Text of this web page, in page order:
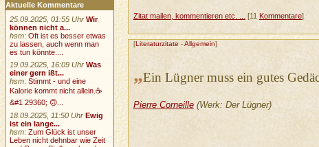
Zitat mailen, kommentieren etc. ...
[11Kommentare]
[Literaturzitate -Allgemein]
„Ein Lügner muss ein gutes
Pierre Corneille(Werk: Der Lügner)
Aktuelle Kommentare
25.09.2025, 01:55 Uhr Wir
können nicht a...
hsm:Oft ist es besser etwas
zu lassen, auch wenn man
es tun könnte....
19.09.2025, 16:09 Uhr Was
einer gern ißt...
hsm:Stimmt - und eine
Kalorie kommt nicht allein.☕
&#1 29360; 🙃...
18.09.2025, 11:50 Uhr Ewig
ist ein lange...
hsm:Zum Glück ist unser
Leben nicht dehnbar wie Zeit